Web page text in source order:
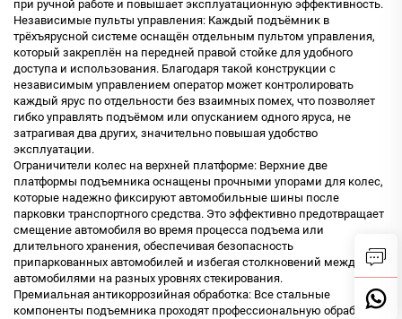
при ручной работе и повышает эксплуатационную эффективность.
Независимые пульты управления: Каждый подъёмник в
трёхъярусной системе оснащён отдельным пультом управления,
который закреплён на передней правой стойке для удобного
доступа и использования. Благодаря такой конструкции с
независимым управлением оператор может контролировать
каждый ярус по отдельности без взаимных помех, что позволяет
гибко управлять подъёмом или опусканием одного яруса, не
затрагивая два других, значительно повышая удобство
эксплуатации.
Ограничители колес на верхней платформе: Верхние две
платформы подъемника оснащены прочными упорами для колес,
которые надежно фиксируют автомобильные шины после
парковки транспортного средства. Это эффективно предотвращает
смещение автомобиля во время процесса подъема или
длительного хранения, обеспечивая безопасность
припаркованных автомобилей и избегая столкновений между
автомобилями на разных уровнях стекирования.
Премиальная антикоррозийная обработка: Все стальные
компоненты подъемника проходят профессиональную обработку